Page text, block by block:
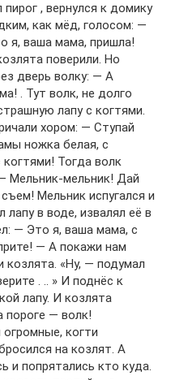
, вернулся к домику
как мёд, голосом: —
я, ваша мама, пришла!
поверили. Но
дверь волку: — А
. Тут волк, не долго
лапу с когтями.
хором: — Ступай
ножка белая, с
Тогда волк
Мельник-мельник! Дай
Мельник испугался и
в воде, извалял её в
— Это я, ваша мама, с
— А покажи нам
«Ну, — подумал
. .. » И поднёс к
лапу. И козлята
пороге — волк!
когти
на козлят. А
и попрятались кто куда.